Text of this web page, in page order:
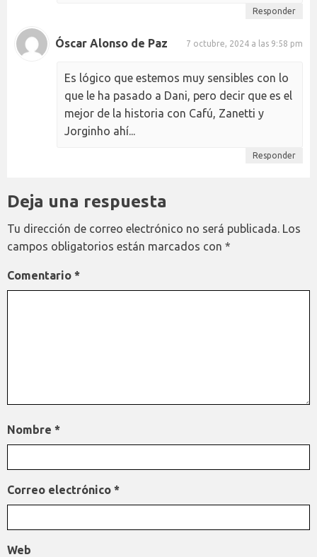
Responder
Óscar Alonso de Paz 7 octubre, 2024 a las 9:58 pm
Es lógico que estemos muy sensibles con lo
que le ha pasado a Dani, pero decir que es el
mejor de la historia con Cafú, Zanetti y
Jorginho ahí...
Responder
Deja una respuesta
Tu dirección de correo electrónico no será publicada. Los
campos obligatorios están marcados con *
Comentario *
Nombre *
Correo electrónico *
Web